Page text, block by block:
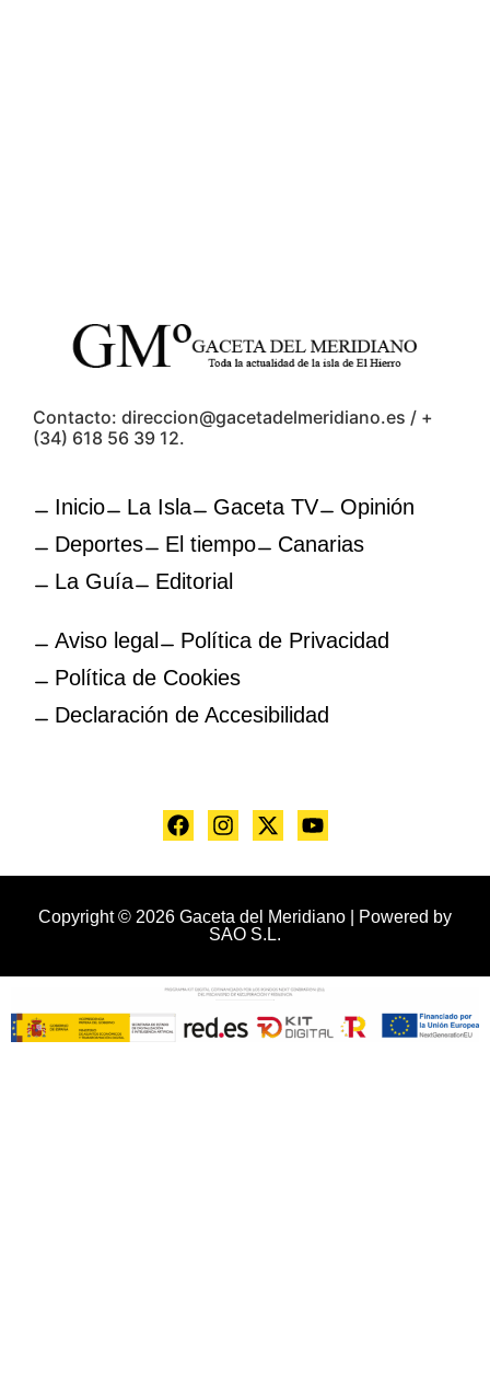
Contacto: direccion@gacetadelmeridiano.es / +
(34) 618 56 39 12.
Inicio La Isla Gaceta TV
Opinión
Deportes
El tiempo
Canarias
La Guía
Editorial
Aviso legal
Política de Privacidad
Política de Cookies
Declaración de Accesibilidad
Copyright © 2026 Gaceta del Meridiano | Powered by
SAO S.L.